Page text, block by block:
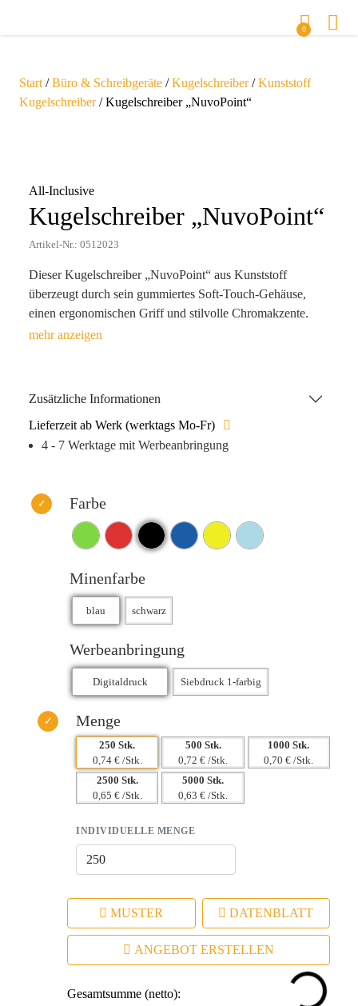
0
Start /Büro & Schreibgeräte /Kugelschreiber/Kunststoff
Kugelschreiber/ Kugelschreiber „NuvoPoint“
All-Inclusive
Kugelschreiber „NuvoPoint“
Artikel-Nr.: 0512023
Dieser Kugelschreiber „NuvoPoint“ aus Kunststoff
überzeugt durch sein gummiertes Soft-Touch-Gehäuse,
einen ergonomischen Griff und stilvolle Chromakzente.
Zusätzlich ist er mit einem Touchpen ausgestattet, der sich
Zusätzliche Informationen
Lieferzeit ab Werk (werktags Mo-Fr)
4 - 7 Werktage mit Werbeanbringung
Farbe
Minenfarbe
Werbeanbringung
Menge
250 Stk.
0,74 € /Stk.
500 Stk.
0,72 € /Stk.
1000 Stk.
0,70 € /Stk.
2500 Stk.
0,65 € /Stk.
5000 Stk.
0,63 € /Stk.
INDIVIDUELLE MENGE
MUSTER DATENBLATT
ANGEBOT ERSTELLEN
Gesamtsumme (netto):